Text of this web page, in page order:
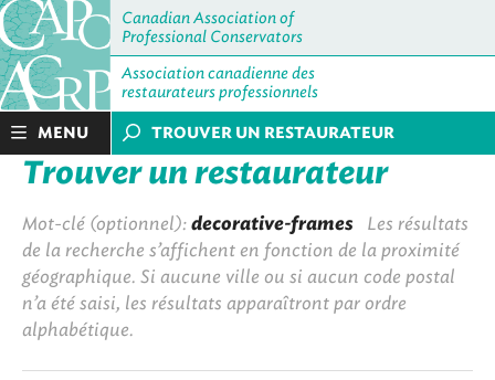
Canadian Association of
Professional Conservators
Association canadienne des
restaurateurs professionnels
MENU TROUVER UN RESTAURATEUR
Trouver un restaurateur
Mot-clé (optionnel): decorative-frames Les résultats
de la recherche s’affichent en fonction de la proximité
géographique. Si aucune ville ou si aucun code postal
n’a été saisi, les résultats apparaîtront par ordre
alphabétique.